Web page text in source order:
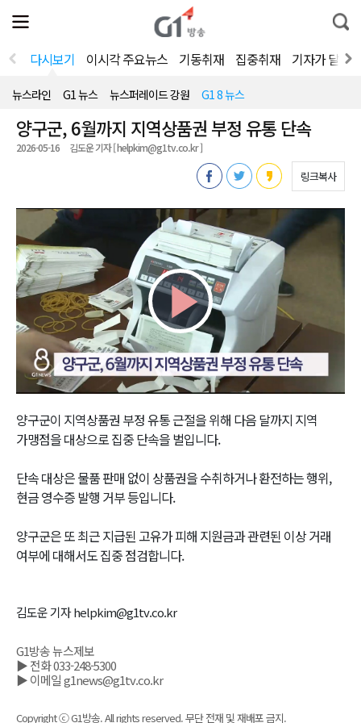
전
체
뉴
열
통
합
색
다시보기 이시각 주요뉴스 기동취재 집중취재 기자가 달려
뉴스라인 G1 뉴스 뉴스퍼레이드 강원 G1 8 뉴스
양구군, 6월까지 지역상품권 부정 유통 단속
2026-05-16 김도운 기자 [ helpkim@g1tv.co.kr ]
링크복사
Play
Video
양구군이 지역상품권 부정 유통 근절을 위해 다음 달까지 지역
가맹점을 대상으로 집중 단속을 벌입니다.
단속 대상은 물품 판매 없이 상품권을 수취하거나 환전하는 행위,
현금 영수증 발행 거부 등입니다.
양구군은 또 최근 지급된 고유가 피해 지원금과 관련된 이상 거래
여부에 대해서도 집중 점검합니다.
김도운 기자 helpkim@g1tv.co.kr
G1방송 뉴스제보
▶ 전화 033-248-5300
▶ 이메일 g1news@g1tv.co.kr
Copyright ⓒ G1방송. All rights reserved. 무단 전재 및 재배포 금지.